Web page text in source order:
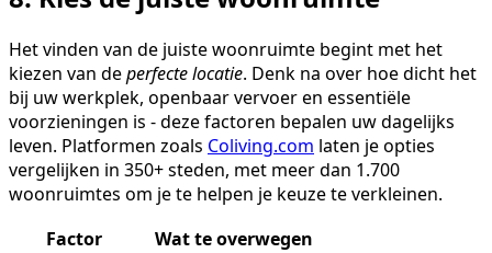
Het vinden van de juiste woonruimte begint met het
kiezen van deperfecte locatie. Denk na over hoe dicht het
bij uw werkplek, openbaar vervoer en essentiële
voorzieningen is - deze factoren bepalen uw dagelijks
leven. Platformen zoals Coliving.com laten je opties
vergelijken in 350+ steden, met meer dan 1.700
woonruimtes om je te helpen je keuze te verkleinen.
Factor
Wat te overwegen